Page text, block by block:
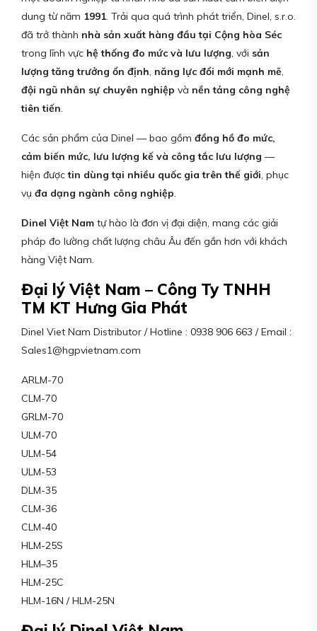
dung từ năm 1991. Trải qua quá trình phát triển, Dinel, s.r.o.
đã trở thành nhà sản xuất hàng đầu tại Cộng hòa Séc
trong lĩnh vực hệ thống đo mức và lưu lượng, với sản
lượng tăng trưởng ổn định, năng lực đổi mới mạnh mẽ,
đội ngũ nhân sự chuyên nghiệp và nền tảng công nghệ
tiên tiến.
Các sản phẩm của Dinel — bao gồm đồng hồ đo mức,
cảm biến mức, lưu lượng kế và công tắc lưu lượng —
hiện đượctin dùng tại nhiều quốc gia trên thế giới, phục
vụ đa dạng ngành công nghiệp.
Dinel Việt Nam tự hào là đơn vị đại diện, mang các giải
pháp đo lường chất lượng châu Âu đến gần hơn với khách
hàng Việt Nam.
Đại lý Việt Nam – Công Ty TNHH
TM KT Hưng Gia Phát
Dinel Viet Nam Distributor / Hotline : 0938 906 663 / Email :
Sales1@hgpvietnam.com
ARLM-70
CLM-70
GRLM-70
ULM-70
ULM-54
ULM-53
DLM-35
CLM-36
CLM-40
HLM-25S
HLM–35
HLM-25C
HLM-16N / HLM-25N